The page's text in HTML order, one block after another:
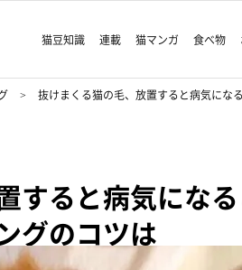
猫豆知識 連載 猫マンガ 食べ物
抜けまくる猫の毛、放置すると病気にな
すると病気にな
グのコツは